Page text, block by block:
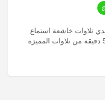
تلاوات خاشعة استماع
وتحميل mp3 ، استمع لأأكثر من 51.35 دقيقة من تلاوات المميزة